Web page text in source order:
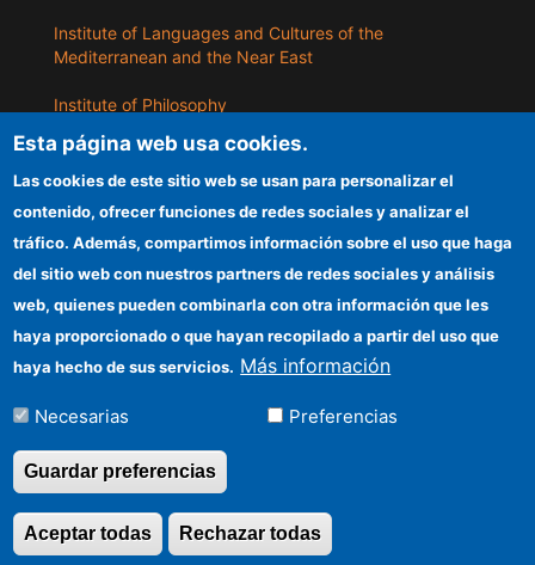
Institute of Languages ​​and Cultures of the
Mediterranean and the Near East
Institute of Philosophy
Institute of Public Policies and Goods
ILLA
CSIC Electronic Office
Information for providers
Funding entities
Location
©Copyright 2026 Todos los derechos
reservados
Esta página web usa cookies.
Las cookies de este sitio web se usan para personalizar el
contenido, ofrecer funciones de redes sociales y analizar el
tráfico. Además, compartimos información sobre el uso que haga
del sitio web con nuestros partners de redes sociales y análisis
web, quienes pueden combinarla con otra información que les
haya proporcionado o que hayan recopilado a partir del uso que
haya hecho de sus servicios. Más información
Necesarias Preferencias
Guardar preferencias
Rechazar todas
Aceptar todas